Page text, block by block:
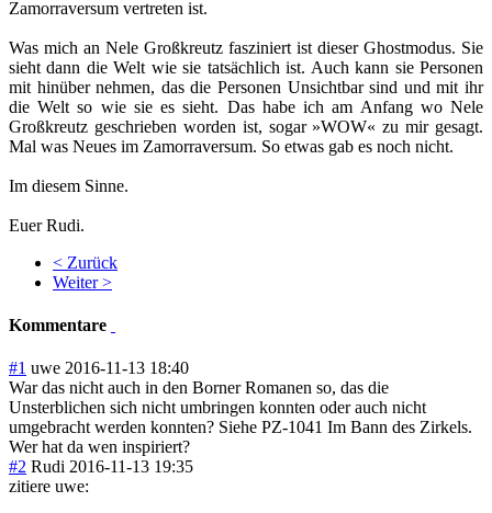
Zamorraversum vertreten ist.
Was mich an Nele Großkreutz fasziniert ist dieser Ghostmodus. Sie
sieht dann die Welt wie sie tatsächlich ist. Auch kann sie Personen
mit hinüber nehmen, das die Personen Unsichtbar sind und mit ihr
die Welt so wie sie es sieht. Das habe ich am Anfang wo Nele
Großkreutz geschrieben worden ist, sogar »WOW« zu mir gesagt.
Mal was Neues im Zamorraversum. So etwas gab es noch nicht.
Im diesem Sinne.
Euer Rudi.
< Zurück
Weiter >
Kommentare
#1 uwe 2016-11-13 18:40
War das nicht auch in den Borner Romanen so, das die
Unsterblichen sich nicht umbringen konnten oder auch nicht
umgebracht werden konnten? Siehe PZ-1041 Im Bann des Zirkels.
Wer hat da wen inspiriert?
#2 Rudi 2016-11-13 19:35
zitiere uwe: